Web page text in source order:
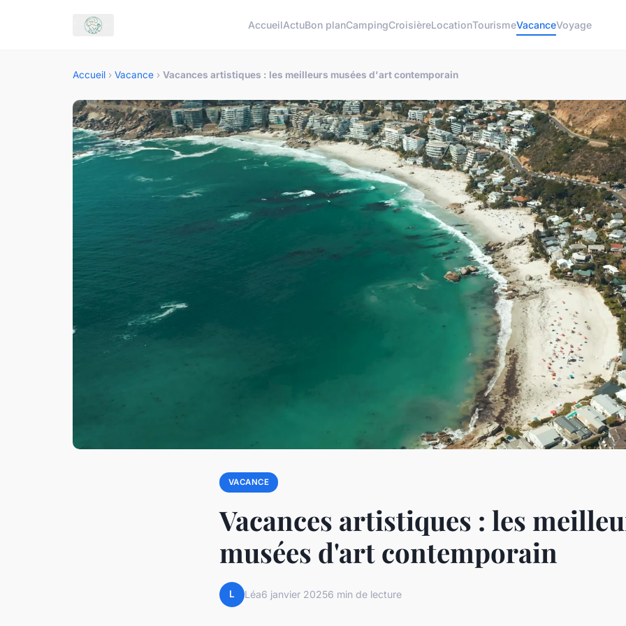
AccueilActuBon planCampingCroisièreLocationTourismeVacanceVoyage
Accueil › Vacance › Vacances artistiques : les meilleurs musées d'art contemporain
VACANCE
Vacances artistiques : les
musées d'art contemporain
L Léa6 janvier 20256 min de lecture